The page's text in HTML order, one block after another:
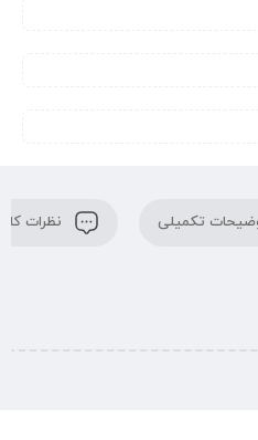
تکمیلی نظرات